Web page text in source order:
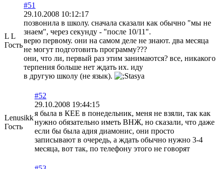
L L
Гость
#51
29.10.2008 10:12:17
позвонила в школу. сначала сказали как обычно "мы не
знаем", через секунду - "после 10/11".
верю первому. они на самом деле не знают. два месяца
не могут подготовить программу???
они, что ли, первый раз этим занимаются? все, никакого
терпения больше нет ждать их. иду
в другую школу (не язык).
Lenusikk
Гость
#52
29.10.2008 19:44:15
я была в КЕЕ в понедельник, меня не взяли, так как
нужно обязательно иметь ВНЖ, но сказали, что даже
если бы была адия диамонис, они просто
записывают в очередь, а ждать обычно нужно 3-4
месяца, вот так, по телефону этого не говорят